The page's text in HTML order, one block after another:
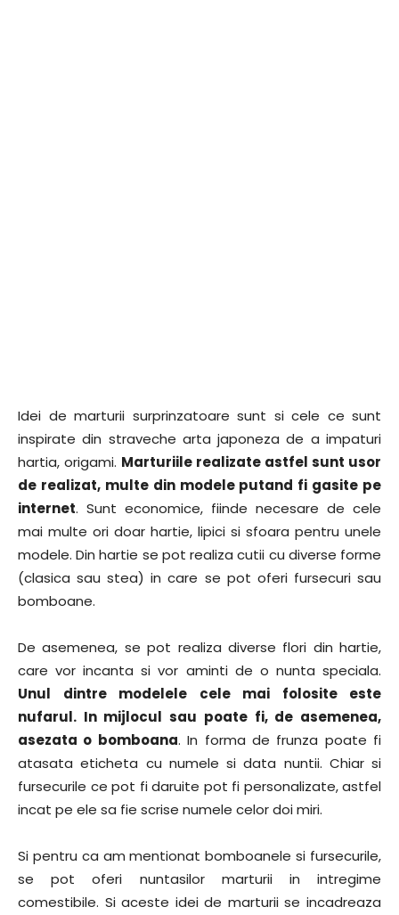
Idei de marturii surprinzatoare sunt si cele ce sunt
inspirate din straveche arta japoneza de a impaturi
hartia, origami. Marturiile realizate astfel sunt usor
de realizat, multe din modele putand fi gasite pe
internet. Sunt economice, fiinde necesare de cele
mai multe ori doar hartie, lipici si sfoara pentru unele
modele. Din hartie se pot realiza cutii cu diverse forme
(clasica sau stea) in care se pot oferi fursecuri sau
bomboane.
De asemenea, se pot realiza diverse flori din hartie,
care vor incanta si vor aminti de o nunta speciala.
Unul dintre modelele cele mai folosite este
nufarul. In mijlocul sau poate fi, de asemenea,
asezata o bomboana. In forma de frunza poate fi
atasata eticheta cu numele si data nuntii. Chiar si
fursecurile ce pot fi daruite pot fi personalizate, astfel
incat pe ele sa fie scrise numele celor doi miri.
Si pentru ca am mentionat bomboanele si fursecurile,
se pot oferi nuntasilor marturii in intregime
comestibile. Si aceste idei de marturii se incadreaza